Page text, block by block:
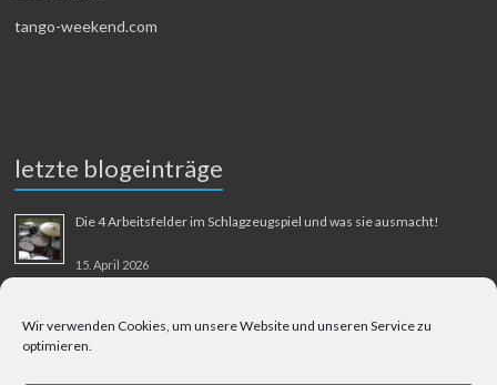
Wir verwenden Cookies, um unsere Website und unseren Service zu
optimieren.
tango-weekend.com
letzte blogeinträge
Die 4 Arbeitsfelder im Schlagzeugspiel und was sie ausmacht!
15. April 2026
31. August 2025